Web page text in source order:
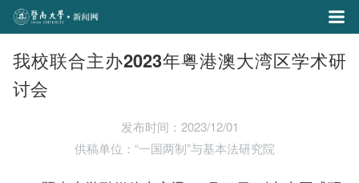
我校联合主办2023年粤港澳大湾区学术研
讨会
发布时间：2023/12/01
供稿单位：“一国两制”与基本法研究院